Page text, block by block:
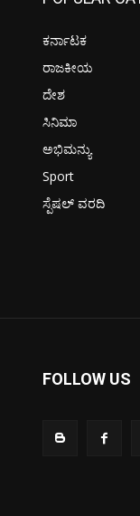
ಕರ್ನಾಟಕ
ರಾಜಕೀಯ
ದೇಶ
ಸಿನಿಮಾ
ಅಭಿಮನ್ಯು
Sport
ಸ್ಪೆಷಲ್ ವರದಿ
FOLLOW US